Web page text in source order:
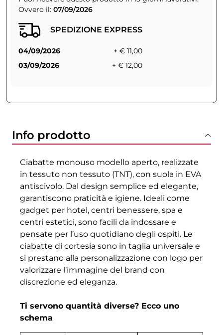
Ovvero il: 07/09/2026
SPEDIZIONE EXPRESS
04/09/2026
+ € 11,00
03/09/2026
+ € 12,00
Info prodotto
Ciabatte monouso modello aperto, realizzate
in tessuto non tessuto (TNT), con suola in EVA
antiscivolo. Dal design semplice ed elegante,
garantiscono praticità e igiene. Ideali come
gadget per hotel, centri benessere, spa e
centri estetici, sono facili da indossare e
pensate per l’uso quotidiano degli ospiti. Le
ciabatte di cortesia sono in taglia universale e
si prestano alla personalizzazione con logo per
valorizzare l’immagine del brand con
discrezione ed eleganza.
Ti servono quantità diverse? Ecco uno
schema